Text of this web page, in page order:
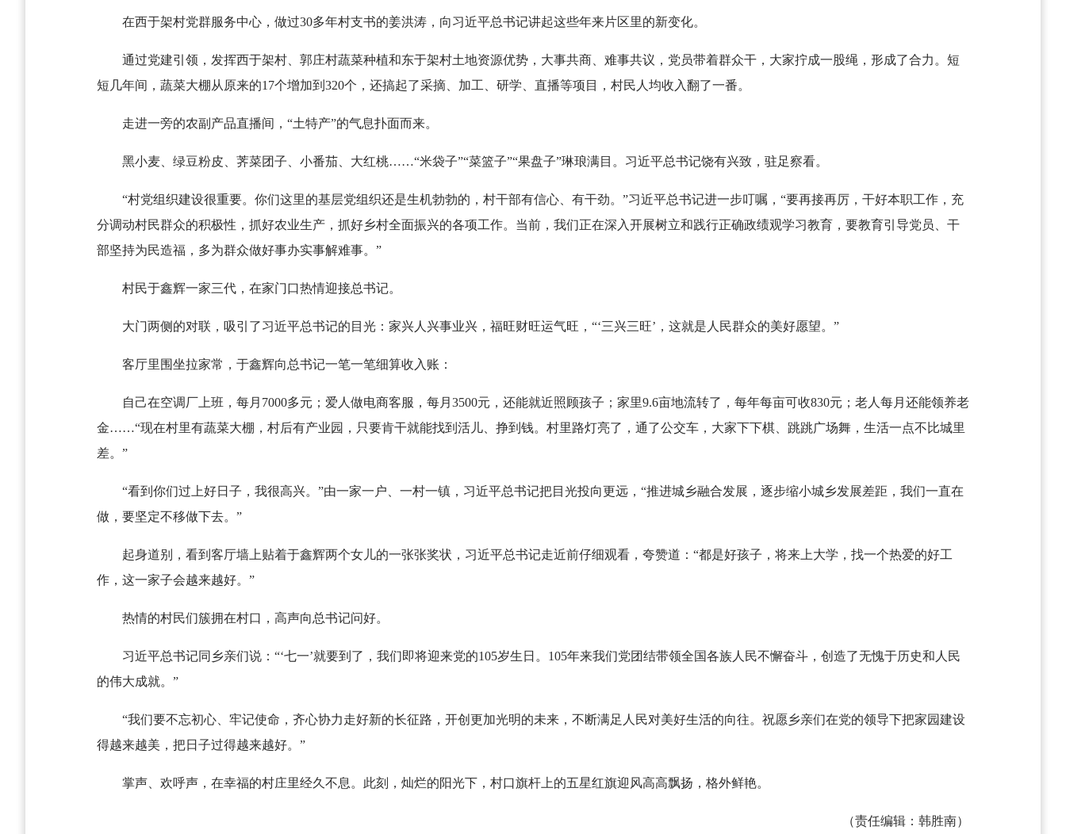
在西于架村党群服务中心，做过30多年村支书的姜洪涛，向习近平总书记讲起这些年来片区里的新变化。
通过党建引领，发挥西于架村、郭庄村蔬菜种植和东于架村土地资源优势，大事共商、难事共议，党员带着群众干，大家拧成一股绳，形成了合力。短
短几年间，蔬菜大棚从原来的17个增加到320个，还搞起了采摘、加工、研学、直播等项目，村民人均收入翻了一番。
走进一旁的农副产品直播间，“土特产”的气息扑面而来。
黑小麦、绿豆粉皮、荠菜团子、小番茄、大红桃……“米袋子”“菜篮子”“果盘子”琳琅满目。习近平总书记饶有兴致，驻足察看。
“村党组织建设很重要。你们这里的基层党组织还是生机勃勃的，村干部有信心、有干劲。”习近平总书记进一步叮嘱，“要再接再厉，干好本职工作，充
分调动村民群众的积极性，抓好农业生产，抓好乡村全面振兴的各项工作。当前，我们正在深入开展树立和践行正确政绩观学习教育，要教育引导党员、干
部坚持为民造福，多为群众做好事办实事解难事。”
村民于鑫辉一家三代，在家门口热情迎接总书记。
大门两侧的对联，吸引了习近平总书记的目光：家兴人兴事业兴，福旺财旺运气旺，“‘三兴三旺’，这就是人民群众的美好愿望。”
客厅里围坐拉家常，于鑫辉向总书记一笔一笔细算收入账：
自己在空调厂上班，每月7000多元；爱人做电商客服，每月3500元，还能就近照顾孩子；家里9.6亩地流转了，每年每亩可收830元；老人每月还能领养老
金……“现在村里有蔬菜大棚，村后有产业园，只要肯干就能找到活儿、挣到钱。村里路灯亮了，通了公交车，大家下下棋、跳跳广场舞，生活一点不比城里
差。”
“看到你们过上好日子，我很高兴。”由一家一户、一村一镇，习近平总书记把目光投向更远，“推进城乡融合发展，逐步缩小城乡发展差距，我们一直在
做，要坚定不移做下去。”
起身道别，看到客厅墙上贴着于鑫辉两个女儿的一张张奖状，习近平总书记走近前仔细观看，夸赞道：“都是好孩子，将来上大学，找一个热爱的好工
作，这一家子会越来越好。”
热情的村民们簇拥在村口，高声向总书记问好。
习近平总书记同乡亲们说：“‘七一’就要到了，我们即将迎来党的105岁生日。105年来我们党团结带领全国各族人民不懈奋斗，创造了无愧于历史和人民
的伟大成就。”
“我们要不忘初心、牢记使命，齐心协力走好新的长征路，开创更加光明的未来，不断满足人民对美好生活的向往。祝愿乡亲们在党的领导下把家园建设
得越来越美，把日子过得越来越好。”
掌声、欢呼声，在幸福的村庄里经久不息。此刻，灿烂的阳光下，村口旗杆上的五星红旗迎风高高飘扬，格外鲜艳。
（责任编辑：韩胜南）